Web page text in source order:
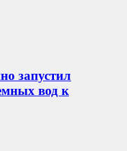
запустил
вод к